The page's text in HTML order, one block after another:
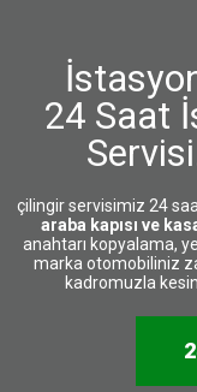
24 Saat
çilingir servisimiz 24
araba kapısı ve
anahtarı kopyalama,
marka otomobiliniz
kadromuzla